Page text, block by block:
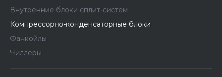
Внутренние блоки сплит-систем
Компрессорно-конденсаторные блоки
Фанкойлы
Чиллеры